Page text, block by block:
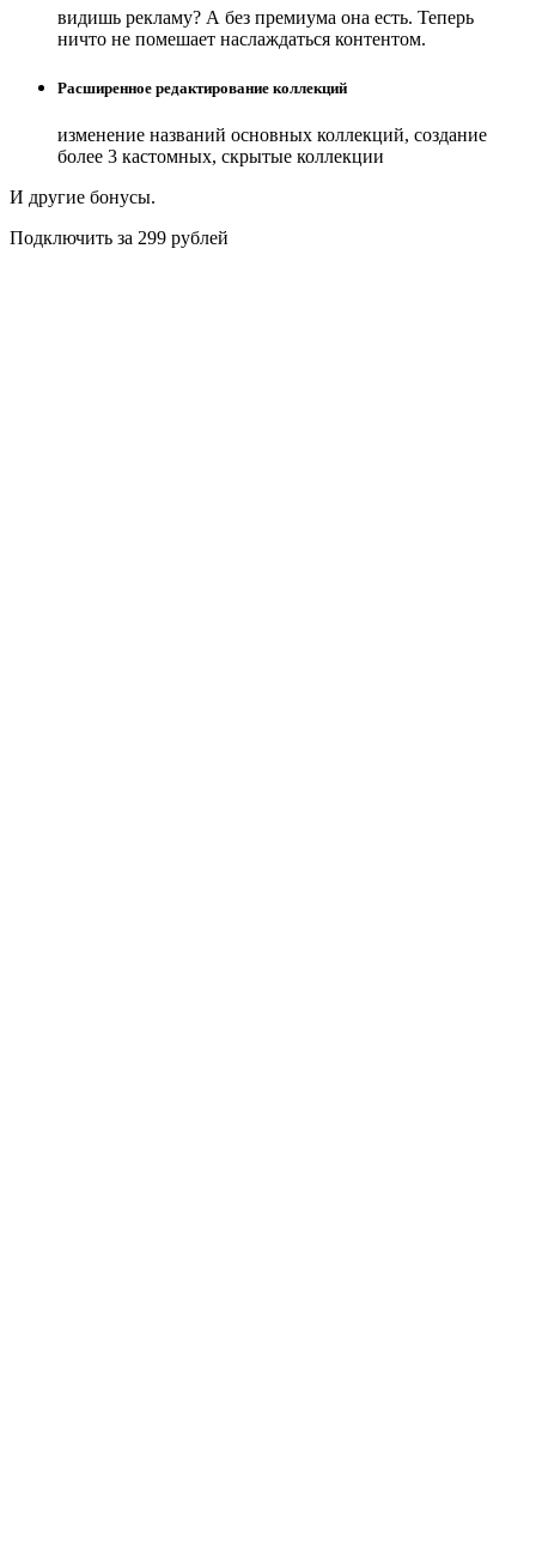
видишь рекламу? А без премиума она есть. Теперь
ничто не помешает наслаждаться контентом.
Расширенное редактирование коллекций
изменение названий основных коллекций, создание
более 3 кастомных, скрытые коллекции
И другие бонусы.
Подключить за 299 рублей